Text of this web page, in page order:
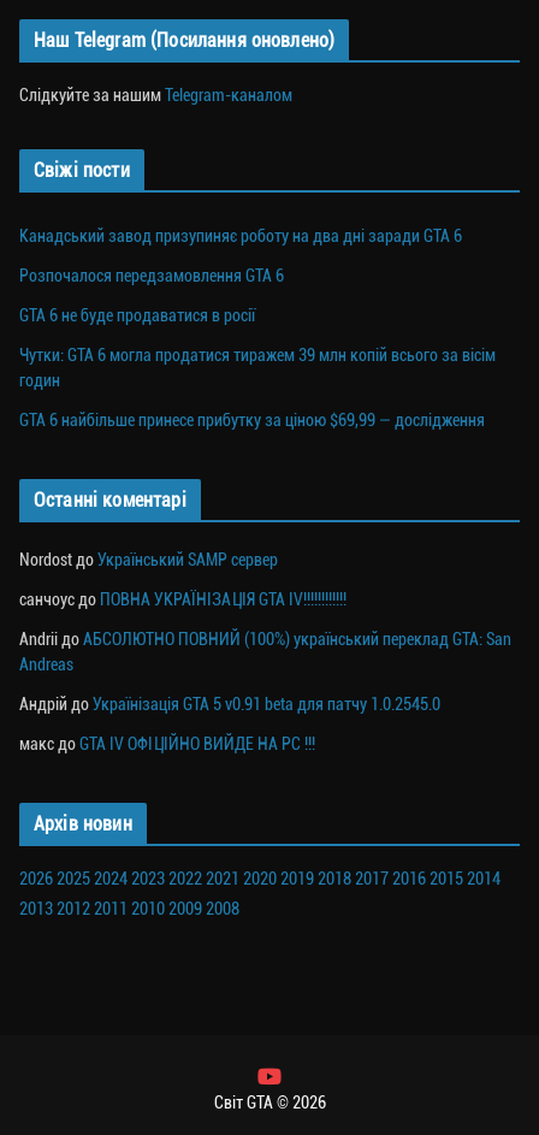
Наш Telegram (Посилання оновлено)
Слідкуйте за нашимTelegram-каналом
Свіжі пости
Канадський завод призупиняє роботу на два дні заради GTA 6
Розпочалося передзамовлення GTA 6
GTA 6 не буде продаватися в росії
Чутки: GTA 6 могла продатися тиражем 39 млн копій всього за вісім
годин
GTA 6 найбільше принесе прибутку за ціною $69,99 — дослідження
Останні коментарі
Nordost доУкраїнський SAMP сервер
санчоус до ПОВНА УКРАЇНІЗАЦІЯ GTA IV!!!!!!!!!!!!
Andrii доАБСОЛЮТНО ПОВНИЙ (100%) український переклад GTA: San
Andreas
Андрій доУкраїнізація GTA 5 v0.91 beta для патчу 1.0.2545.0
макс доGTA IV ОФІЦІЙНО ВИЙДЕ НА PC !!!
Архів новин
202620252024202320222021 2020201920182017201620152014
201320122011 201020092008
Світ GTA © 2026